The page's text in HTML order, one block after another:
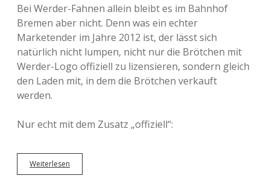
Bei Werder-Fahnen allein bleibt es im Bahnhof
Bremen aber nicht. Denn was ein echter
Marketender im Jahre 2012 ist, der lässt sich
natürlich nicht lumpen, nicht nur die Brötchen mit
Werder-Logo offiziell zu lizensieren, sondern gleich
den Laden mit, in dem die Brötchen verkauft
werden.
Nur echt mit dem Zusatz „offiziell“:
Weiterlesen
n